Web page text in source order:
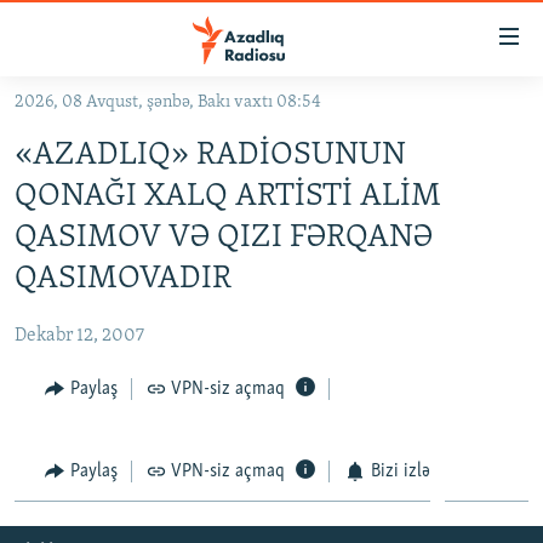
Əsas
qayıt
Əsas
naviqasiyaya
qayıt
Axtarışa
KORRUPSIOMETR
#ƏSLINDƏ
QANUNI DOĞRU
ARAŞDIRMA
VIDEO
FOTOQALEREYA
RADIO ARXIV
OXU ZALI
HAQQIMIZDA
2026, 08 Avqust, şənbə, Bakı vaxtı 08:54
«AZADLIQ» RADİOSUNUN
QONAĞI XALQ ARTİSTİ ALİM
QASIMOV VƏ QIZI FƏRQANƏ
QASIMOVADIR
Dekabr 12, 2007
Paylaş VPN-siz açmaq
Paylaş VPN-siz açmaq Bizi izlə